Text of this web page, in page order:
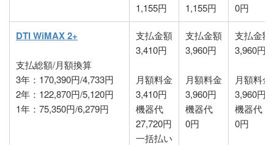
1,155円
1,155円
0円
DTI WiMAX 2+
支払総額/月額換算
3年：170,390円/4,733円
2年：122,870円/5,120円
1年：75,350円/6,279円
支払金額
3,410円
月額料金
3,410円
機器代
27,720円
一括払い
支払金額
3,960円
月額料金
3,960円
機器代
0円
支払金額
3,960円
月額料金
3,960円
機器代
0円